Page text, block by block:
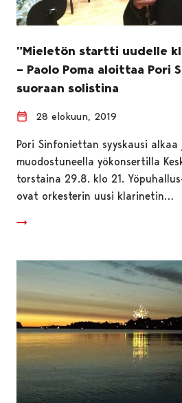
”Mieletön startti uudelle
– Paolo Poma aloittaa Pori
suoraan solistina
28 elokuun, 2019
Pori Sinfoniettan syyskausi alkaa
muodostuneella yökonsertilla
torstaina 29.8. klo 21.
ovat orkesterin uusi klarinetin…